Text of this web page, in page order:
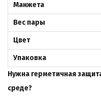
Манжета
Вес пары
Цвет
Упаковка
Нужна герметичная
среде?